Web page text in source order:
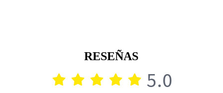
RESEÑAS
5.0